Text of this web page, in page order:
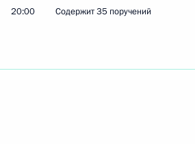
20:00 Содержит 35 поручений